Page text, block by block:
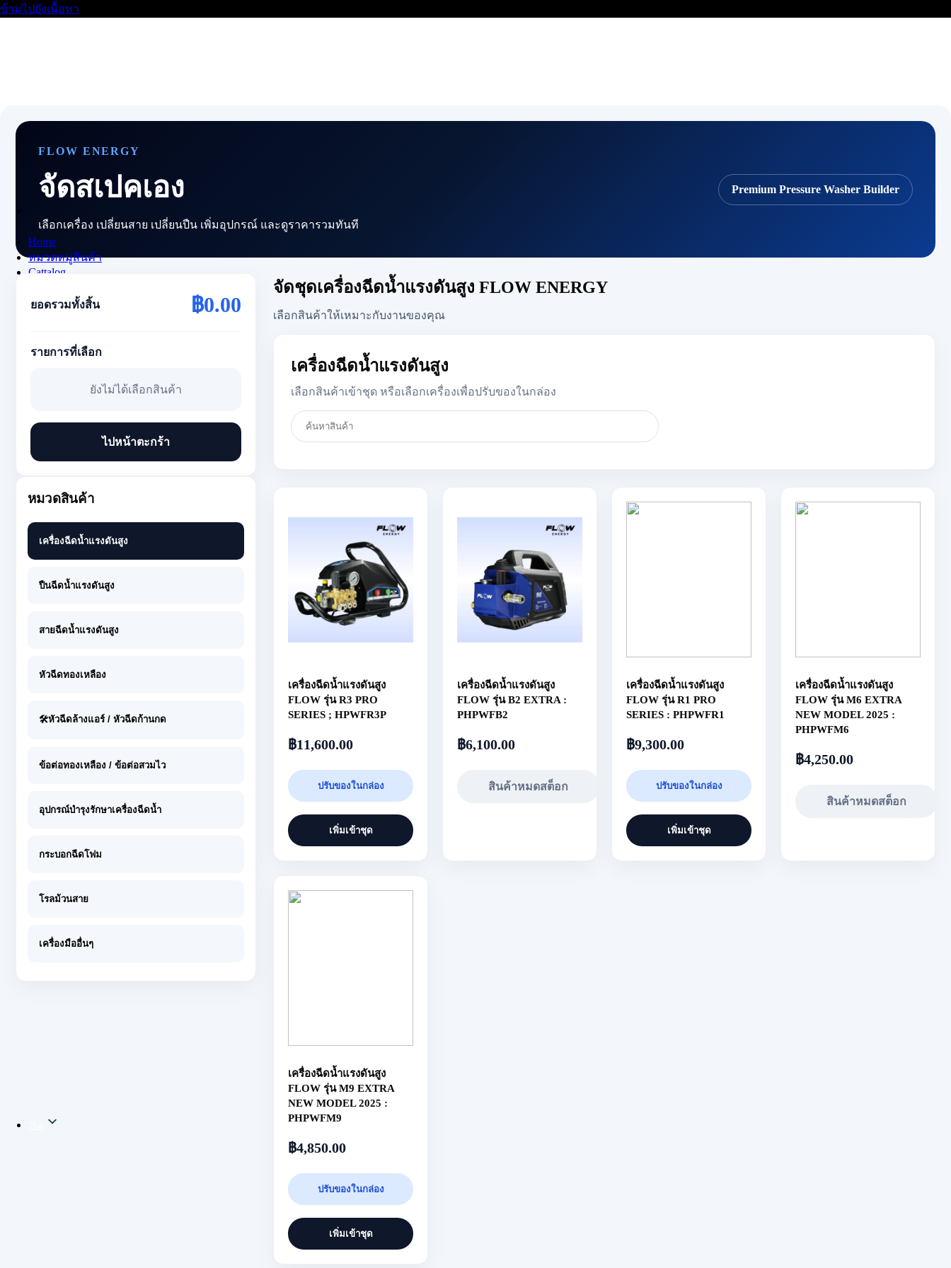
ข้ามไปยังเนื้อหา
Home
หมวดหมู่สินค้า
Cattalog
ตัวแทนจำหน่าย
วิธีการสั่งซื้อ
สมัครงาน
FLOW ENERGY
จัดสเปคเอง
เลือกเครื่อง เปลี่ยนสาย เปลี่ยนปืน เพิ่มอุปกรณ์ และดูราคารวมทันที
Premium Pressure Washer Builder
ยอดรวมทั้งสิ้น ฿0.00
รายการที่เลือก
ยังไม่ได้เลือกสินค้า
ไปหน้าตะกร้า
หมวดสินค้า
เครื่องฉีดน้ำแรงดันสูง
ปืนฉีดน้ำแรงดันสูง
สายฉีดน้ำแรงดันสูง
หัวฉีดทองเหลือง
🛠หัวฉีดล้างแอร์ / หัวฉีดก้านกด
ข้อต่อทองเหลือง / ข้อต่อสวมไว
อุปกรณ์บำรุงรักษาเครื่องฉีดน้ำ
กระบอกฉีดโฟม
โรลม้วนสาย
เครื่องมืออื่นๆ
จัดชุดเครื่องฉีดน้ำแรงดันสูง FLOW ENERGY
เลือกสินค้าให้เหมาะกับงานของคุณ
เครื่องฉีดน้ำแรงดันสูง
เลือกสินค้าเข้าชุด หรือเลือกเครื่องเพื่อปรับของในกล่อง
เครื่องฉีดน้ำแรงดันสูง
FLOW รุ่น R3 PRO
SERIES ; HPWFR3P
฿11,600.00
ปรับของในกล่อง
เพิ่มเข้าชุด
เครื่องฉีดน้ำแรงดันสูง
FLOW รุ่น B2 EXTRA :
PHPWFB2
฿6,100.00
สินค้าหมดสต็อก
เครื่องฉีดน้ำแรงดันสูง
FLOW รุ่น R1 PRO
SERIES : PHPWFR1
฿9,300.00
ปรับของในกล่อง
เพิ่มเข้าชุด
เครื่องฉีดน้ำแรงดันสูง
FLOW รุ่น M6 EXTRA
NEW MODEL 2025 :
PHPWFM6
฿4,250.00
สินค้าหมดสต็อก
เครื่องฉีดน้ำแรงดันสูง
FLOW รุ่น M9 EXTRA
NEW MODEL 2025 :
PHPWFM9
฿4,850.00
ปรับของในกล่อง
เพิ่มเข้าชุด